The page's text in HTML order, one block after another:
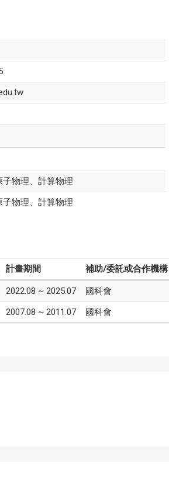
物理、計算物理
物理、計算物理
計畫期間 補助/委託或合作機構
2022.08 ~ 2025.07
國科會
2007.08 ~ 2011.07 國科會